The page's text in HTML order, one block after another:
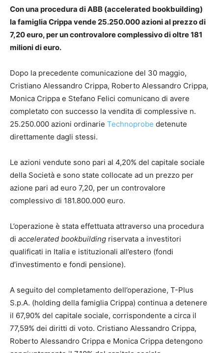
Con una procedura di ABB (accelerated bookbuilding)
la famiglia Crippa vende 25.250.000 azioni al prezzo di
7,20 euro, per un controvalore complessivo di oltre 181
milioni di euro.
Dopo la precedente comunicazione del 30 maggio,
Cristiano Alessandro Crippa, Roberto Alessandro Crippa,
Monica Crippa e Stefano Felici comunicano di avere
completato con successo la vendita di complessive n.
25.250.000 azioni ordinarie Technoprobe detenute
direttamente dagli stessi.
Le azioni vendute sono pari al 4,20% del capitale sociale
della Società e sono state collocate ad un prezzo per
azione pari ad euro 7,20, per un controvalore
complessivo di 181.800.000 euro.
L’operazione è stata effettuata attraverso una procedura
di accelerated bookbuilding riservata a investitori
qualificati in Italia e istituzionali all’estero (fondi
d’investimento e fondi pensione).
A seguito del completamento dell’operazione, T-Plus
S.p.A. (holding della famiglia Crippa) continua a detenere
il 67,90% del capitale sociale, corrispondente a circa il
77,59% dei diritti di voto. Cristiano Alessandro Crippa,
Roberto Alessandro Crippa e Monica Crippa detengono